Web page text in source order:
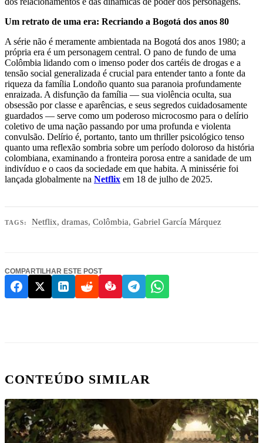
Um retrato de uma era: Recriando a Bogotá dos anos 80
A série não é meramente ambientada na Bogotá dos anos 1980; a
própria era é um personagem central. O pano de fundo de uma
Colômbia lidando com o imenso poder dos cartéis de drogas e a
tensão social generalizada é crucial para entender tanto a fonte da
riqueza da família Londoño quanto sua paranoia profundamente
enraizada. A disfunção da família — sua violência oculta, sua
obsessão por classe e aparências, e seus segredos cuidadosamente
guardados — serve como um poderoso microcosmo para o delírio
coletivo de uma nação passando por uma profunda e violenta
convulsão. Delírio é, portanto, tanto um thriller psicológico tenso
quanto uma reflexão sombria sobre um período doloroso da história
colombiana, examinando a fronteira porosa entre a sanidade de um
indivíduo e o caos da sociedade em que habita. A minissérie foi
lançada globalmente na Netflix em 18 de julho de 2025.
TAGS: Netflix,dramas,Colômbia,Gabriel García Márquez
COMPARTILHAR ESTE POST
CONTEÚDO SIMILAR